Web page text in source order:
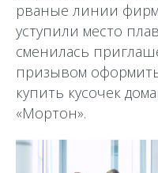
рваные линии
уступили место
сменилась
призывом
купить кусочек
«Мортон».